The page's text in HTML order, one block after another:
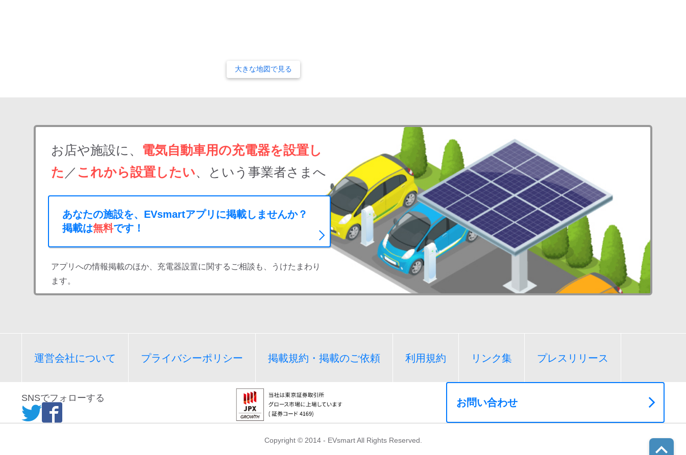
大きな地図で見る
お店や施設に、 電気自動車用の充電器を設置し
た ／ これから設置したい、という事業者さまへ
あなたの施設を、EVsmartアプリに掲載しませんか？
掲載は無料です！
アプリへの情報掲載のほか、充電器設置に関するご相談も、うけたまわり
ます。
運営会社について プライバシーポリシー 掲載規約・掲載のご依頼 利用規約 リンク集 プレスリリース
SNSでフォローする お問い合わせ
Copyright © 2014 - EVsmart All Rights Reserved.